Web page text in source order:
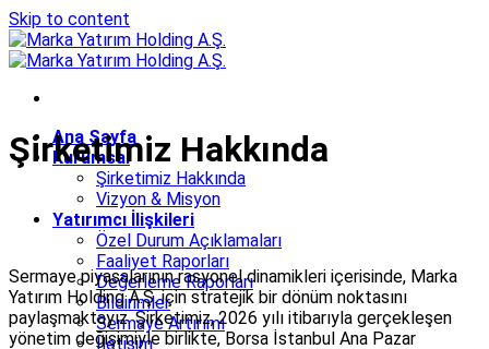
Skip to content
Ana Sayfa
Kurumsal
Şirketimiz Hakkında
Vizyon & Misyon
Yatırımcı İlişkileri
Özel Durum Açıklamaları
Faaliyet Raporları
Değerleme Raporları
Bildirimler
Sermaye Artırımı
İletişim
Şirketimiz Hakkında
Sermaye piyasalarının rasyonel dinamikleri içerisinde, Marka
Yatırım Holding A.Ş. için stratejik bir dönüm noktasını
paylaşmaktayız. Şirketimiz, 2026 yılı itibarıyla gerçekleşen
yönetim değişimiyle birlikte, Borsa İstanbul Ana Pazar